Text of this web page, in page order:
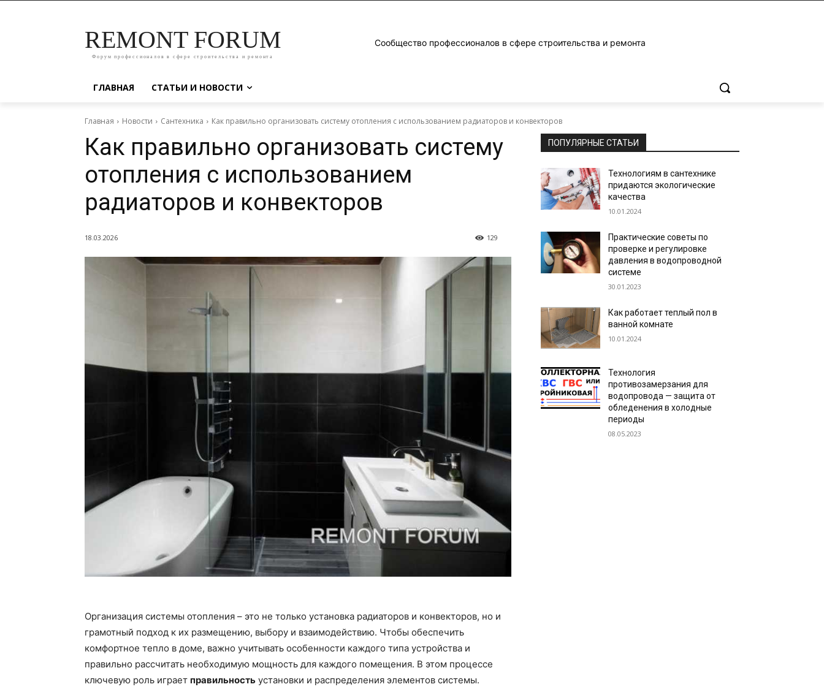
REMONT FORUM
Форум профессионалов в сфере строительства и ремонта
Сообщество профессионалов в сфере строительства и ремонта
ГЛАВНАЯ СТАТЬИ И НОВОСТИ
Главная Новости Сантехника Как правильно организовать систему отопления с использованием радиаторов и конвекторов
Как правильно организовать систему
отопления с использованием
радиаторов и конвекторов
18.03.2026 129
Организация системы отопления – это не только установка радиаторов и конвекторов, но и
грамотный подход к их размещению, выбору и взаимодействию. Чтобы обеспечить
комфортное тепло в доме, важно учитывать особенности каждого типа устройства и
правильно рассчитать необходимую мощность для каждого помещения. В этом процессе
ключевую роль играет правильность установки и распределения элементов системы.
ПОПУЛЯРНЫЕ СТАТЬИ
Технологиям в сантехнике
придаются экологические
качества
10.01.2024
Практические советы по
проверке и регулировке
давления в водопроводной
системе
30.01.2023
Как работает теплый пол в
ванной комнате
10.01.2024
Технология
противозамерзания для
водопровода — защита от
обледенения в холодные
периоды
08.05.2023